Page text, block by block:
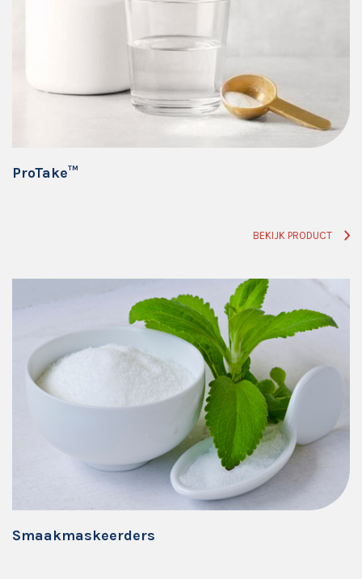
ProTake™
BEKIJK PRODUCT
Smaakmaskeerders